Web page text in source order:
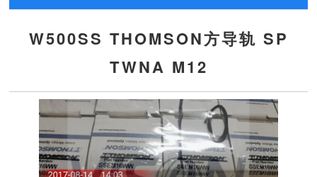
W500SS THOMSON方导轨 SP
TWNA M12